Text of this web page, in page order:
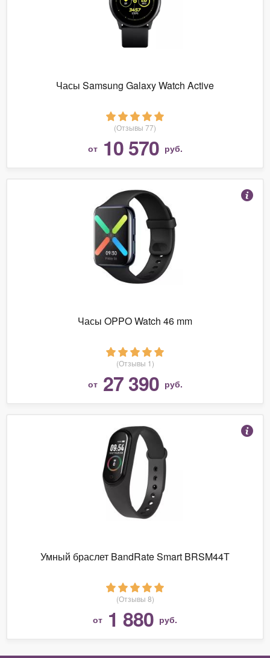
Часы Samsung Galaxy Watch Active
(Отзывы 77)
от 10 570 руб.
Часы OPPO Watch 46 mm
(Отзывы 1)
от 27 390 руб.
Умный браслет BandRate Smart BRSM44T
(Отзывы 8)
от 1 880 руб.